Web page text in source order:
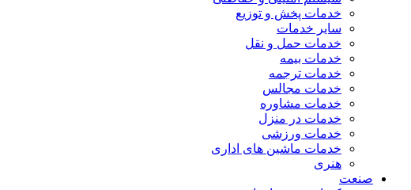
خدمات پخش و توزیع
سایر خدمات
خدمات حمل و نقل
خدمات بیمه
خدمات ترجمه
خدمات مجالس
خدمات مشاوره
خدمات در منزل
خدمات ورزشی
خدمات ماشین های اداری
هنری
صنعت